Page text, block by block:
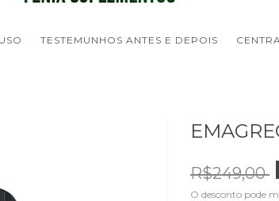
TESTEMUNHOS ANTES E DEPOIS
R$249,00
O desconto pode